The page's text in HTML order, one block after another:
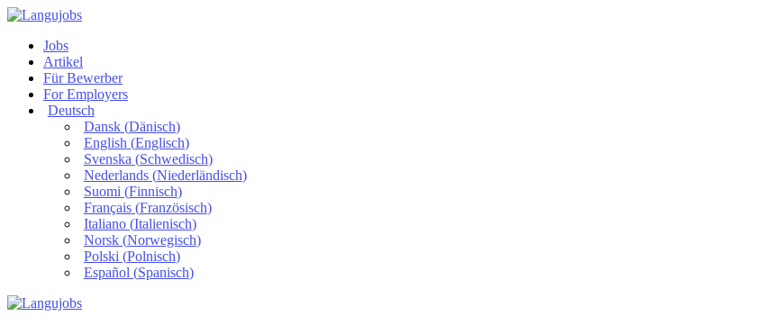
Jobs
Artikel
Für Bewerber
For Employers
Deutsch
Dansk(Dänisch)
English (Englisch)
Svenska (Schwedisch)
Nederlands(Niederländisch)
Suomi (Finnisch)
Français(Französisch)
Italiano(Italienisch)
Norsk(Norwegisch)
Polski (Polnisch)
Español (Spanisch)